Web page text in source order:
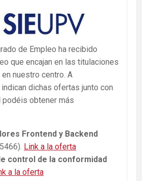
de Empleo ha recibido
que encajan en las titulaciones
nuestro centro. A
dichas ofertas junto con
podéis obtener más
Frontend y Backend
Link a la oferta
control de la conformidad
a la oferta